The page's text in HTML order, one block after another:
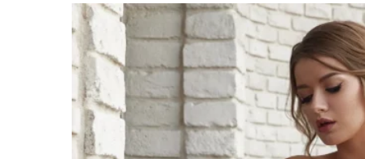
странице
товара.